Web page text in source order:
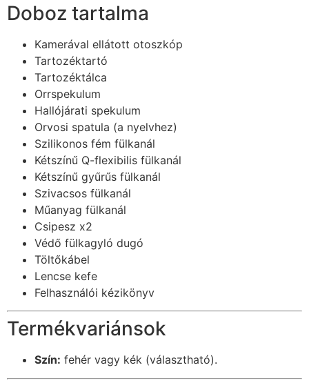
Doboz tartalma
Kamerával ellátott otoszkóp
Tartozéktartó
Tartozéktálca
Orrspekulum
Hallójárati spekulum
Orvosi spatula (a nyelvhez)
Szilikonos fém fülkanál
Kétszínű Q-flexibilis fülkanál
Kétszínű gyűrűs fülkanál
Szivacsos fülkanál
Műanyag fülkanál
Csipesz x2
Védő fülkagyló dugó
Töltőkábel
Lencse kefe
Felhasználói kézikönyv
Termékvariánsok
Szín: fehér vagy kék (választható).